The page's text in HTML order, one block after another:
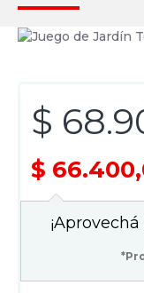
$
$